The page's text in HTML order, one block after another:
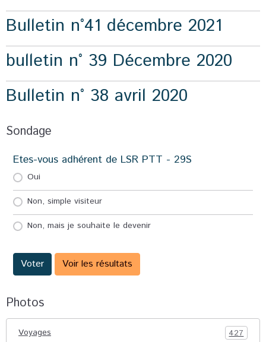
Bulletin n°41 décembre 2021
bulletin n° 39 Décembre 2020
Bulletin n° 38 avril 2020
Sondage
Etes-vous adhérent de LSR PTT - 29S
Oui
Non, simple visiteur
Non, mais je souhaite le devenir
Voter Voir les résultats
Photos
Voyages 427